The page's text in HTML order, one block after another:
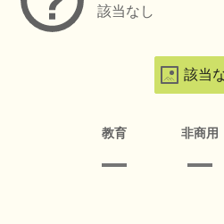
該当なし
該当
教育 非商用